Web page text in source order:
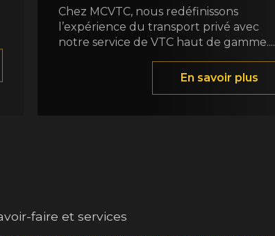
Chez MCVTC, nous redéfinissons
l’expérience du transport privé avec
notre service de VTC haut de gamme....
En savoir plus
faire et services